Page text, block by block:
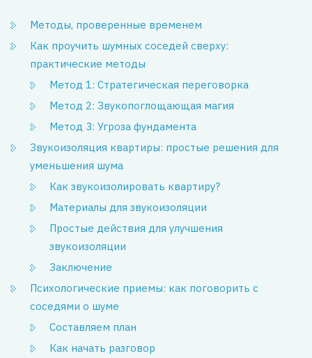
Методы, проверенные временем
Как проучить шумных соседей сверху:
практические методы
Метод 1: Стратегическая переговорка
Метод 2: Звукопоглощающая магия
Метод 3: Угроза фундамента
Звукоизоляция квартиры: простые решения для
уменьшения шума
Как звукоизолировать квартиру?
Материалы для звукоизоляции
Простые действия для улучшения
звукоизоляции
Заключение
Психологические приемы: как поговорить с
соседями о шуме
Составляем план
Как начать разговор